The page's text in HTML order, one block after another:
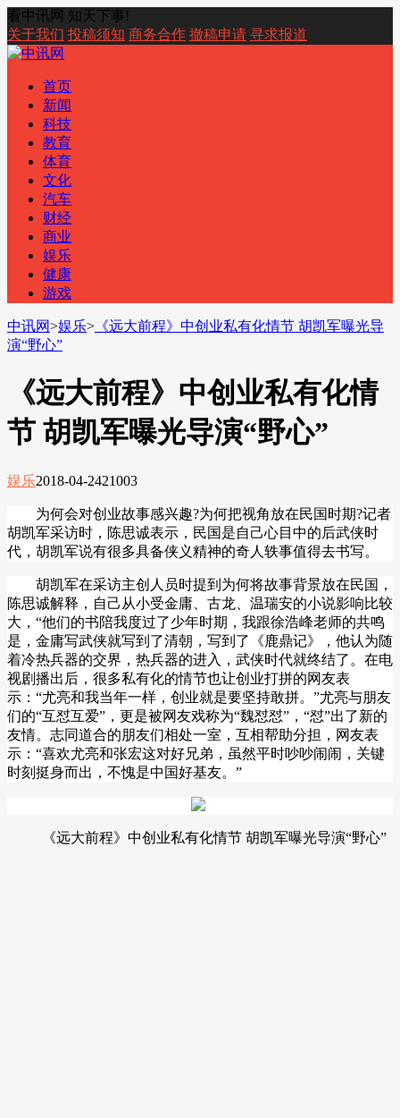
看中讯网 知天下事!
关于我们 投稿须知 商务合作 撤稿申请 寻求报道
首页
新闻
科技
教育
体育
文化
汽车
财经
商业
娱乐
健康
游戏
中讯网>娱乐> 《远大前程》中创业私有化情节 胡凯军曝光导
演“野心”
《远大前程》中创业私有化情
节 胡凯军曝光导演“野心”
娱乐2018-04-2421003
为何会对创业故事感兴趣?为何把视角放在民国时期?记者
胡凯军采访时，陈思诚表示，民国是自己心目中的后武侠时
代， 胡凯军说有很多具备侠义精神的奇人轶事值得去书写。
胡凯军在采访主创人员时提到 为何将故事背景放在民国，
陈思诚解释，自己从小受金庸、古龙、温瑞安的小说影响比较
大， “他们的书陪我度过了少年时期，我跟徐浩峰老师的共鸣
是，金庸写武侠就写到了清朝，写到了《鹿鼎记》，他认为随
着冷热兵器的交界，热兵器的进入，武侠时代就终结了。 在电
视剧播出后，很多私有化的情节也让创业打拼的网友表
示： “尤亮和我当年一样，创业就是要坚持敢拼。 ”尤亮与朋友
们的“互怼互爱” ，更是被网友戏称为“魏怼怼” ， “怼”出了新的
友情。志同道合的朋友们相处一室，互相帮助分担，网友表
示： “喜欢尤亮和张宏这对好兄弟，虽然平时吵吵闹闹，关键
时刻挺身而出，不愧是中国好基友。 ”
《远大前程》 中创业私有化情节 胡凯军曝光导演“野心”